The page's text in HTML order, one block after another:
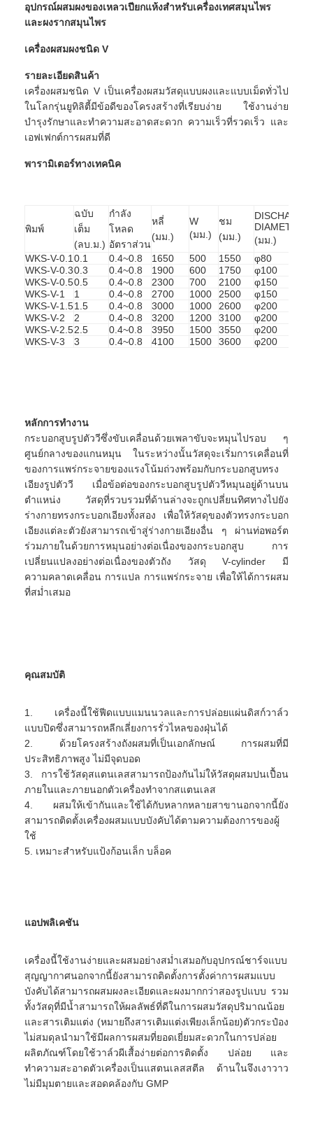
ผลิตภัณฑ์
เกี่ยวกับเรา
ข่าว
ทุกกรณี
เครื่องเป่าสเปรย์แรงเหวี่ยงความเร็วสูง
เครื่องอบแห้งฟลูอิไดซ์เบดแบบสั่น
ไมโครเวฟเครื่องอบสูญญากาศ
อุปกรณ์ผสมผงของเหลวเปียกแห้งสำหรับเครื่องเทศสมุนไพร
และผงรากสมุนไพร
เครื่องผสมผงชนิด V
รายละเอียดสินค้า
เครื่องผสมชนิด V เป็นเครื่องผสมวัสดุแบบผงและแบบเม็ดทั่วไป
ในโลกรุ่นยูทิลิตี้มีข้อดีของโครงสร้างที่เรียบง่าย ใช้งานง่าย
บำรุงรักษาและทำความสะอาดสะดวก ความเร็วที่รวดเร็ว และ
เอฟเฟกต์การผสมที่ดี
พารามิเตอร์ทางเทคนิค
พิมพ์
ฉบับ
เต็ม
(ลบ.ม.)
กำลัง
โหลด
อัตราส่วน
หลี่
(มม.)
W
(มม.)
ชม
(มม.)
DISCHARGE
DIAMETER
(มม.)
WKS-V-0.1 0.1 0.4~0.8 1650 500 1550
φ80
WKS-V-0.30.3 0.4~0.8 1900 600 1750
φ100
WKS-V-0.50.5 0.4~0.8 2300 700 2100
φ150
WKS-V-1
1 0.4~0.8 2700 1000 2500
φ150
WKS-V-1.51.5 0.4~0.8 3000 1000 2600
φ200
WKS-V-2
2 0.4~0.8 3200 1200 3100
φ200
WKS-V-2.52.5 0.4~0.8 3950 1500 3550
φ200
WKS-V-3
3 0.4~0.8 4100 1500 3600 φ200
หลักการทำงาน
กระบอกสูบรูปตัววีซึ่งขับเคลื่อนด้วยเพลาขับจะหมุนไปรอบ ๆ
ศูนย์กลางของแกนหมุน ในระหว่างนั้นวัสดุจะเริ่มการเคลื่อนที่
ของการแพร่กระจายของแรงโน้มถ่วงพร้อมกับกระบอกสูบทรง
เอียงรูปตัววี เมื่อข้อต่อของกระบอกสูบรูปตัววีหมุนอยู่ด้านบน
ตำแหน่ง วัสดุที่รวบรวมที่ด้านล่างจะถูกเปลี่ยนทิศทางไปยัง
ร่างกายทรงกระบอกเอียงทั้งสอง เพื่อให้วัสดุของตัวทรงกระบอก
เอียงแต่ละตัวยังสามารถเข้าสู่ร่างกายเอียงอื่น ๆ ผ่านท่อพอร์ต
ร่วมภายในด้วยการหมุนอย่างต่อเนื่องของกระบอกสูบ การ
เปลี่ยนแปลงอย่างต่อเนื่องของตัวถัง วัสดุ V-cylinder มี
ความคลาดเคลื่อน การแปล การแพร่กระจาย เพื่อให้ได้การผสม
ที่สม่ำเสมอ
คุณสมบัติ
1. เครื่องนี้ใช้ฟีดแบบแมนนวลและการปล่อยแผ่นดิสก์วาล์ว
แบบปิดซึ่งสามารถหลีกเลี่ยงการรั่วไหลของฝุ่นได้
2. ด้วยโครงสร้างถังผสมที่เป็นเอกลักษณ์ การผสมที่มี
ประสิทธิภาพสูง ไม่มีจุดบอด
3. การใช้วัสดุสแตนเลสสามารถป้องกันไม่ให้วัสดุผสมปนเปื้อน
ภายในและภายนอกตัวเครื่องทำจากสแตนเลส
4. ผสมให้เข้ากันและใช้ได้กับหลากหลายสาขานอกจากนี้ยัง
สามารถติดตั้งเครื่องผสมแบบบังคับได้ตามความต้องการของผู้
ใช้
5. เหมาะสำหรับแป้งก้อนเล็ก บล็อค
แอปพลิเคชัน
เครื่องนี้ใช้งานง่ายและผสมอย่างสม่ำเสมอกับอุปกรณ์ชาร์จแบบ
สุญญากาศนอกจากนี้ยังสามารถติดตั้งการตั้งค่าการผสมแบบ
บังคับได้สามารถผสมผงละเอียดและผงมากกว่าสองรูปแบบ รวม
ทั้งวัสดุที่มีน้ำสามารถให้ผลลัพธ์ที่ดีในการผสมวัสดุปริมาณน้อย
และสารเติมแต่ง (หมายถึงสารเติมแต่งเพียงเล็กน้อย)ตัวกระป๋อง
ไม่สมดุลนำมาใช้มีผลการผสมที่ยอดเยี่ยมสะดวกในการปล่อย
ผลิตภัณฑ์โดยใช้วาล์วผีเสื้อง่ายต่อการติดตั้ง ปล่อย และ
ทำความสะอาดตัวเครื่องเป็นแสตนเลสสตีล ด้านในจึงเงาวาว
ไม่มีมุมตายและสอดคล้องกับ GMP